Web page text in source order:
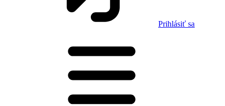
Prihlásiť sa